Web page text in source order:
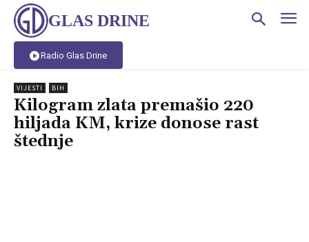
GLAS DRINE
Radio Glas Drine
VIJESTI BIH
Kilogram zlata premašio 220
hiljada KM, krize donose rast
štednje